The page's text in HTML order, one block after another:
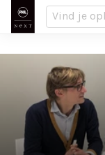
Overslaan
de
Voet
Over ons
Nieuws
Infodagen